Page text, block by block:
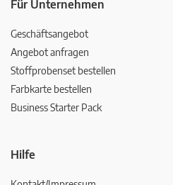
Für Unternehmen
Geschäftsangebot
Angebot anfragen
Stoffprobenset bestellen
Farbkarte bestellen
Business Starter Pack
Hilfe